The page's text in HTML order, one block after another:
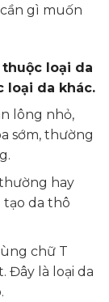
gì muốn
loại da
loại da khác.
lông nhỏ,
sớm, thường
hay
tạo da thô
chữ T
Đây là loại da